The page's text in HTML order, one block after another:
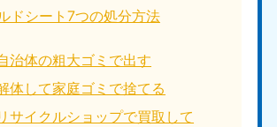
ドシート7つの処分方法
治体の粗大ゴミで出す
体して家庭ゴミで捨てる
サイクルショップで買取して